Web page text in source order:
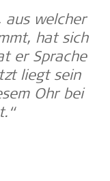
aus welcher
hat sich
er Sprache
liegt sein
Ohr bei